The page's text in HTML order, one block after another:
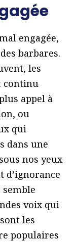
engagée,
barbares.
les
continu
appel à
ou
qui
dans une
nos yeux
d’ignorance
semble
voix qui
les
populaires